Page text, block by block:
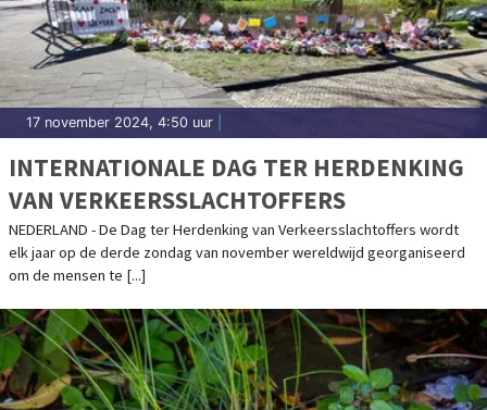
17 november 2024, 4:50 uur
INTERNATIONALE DAG TER HERDENKING
VAN VERKEERSSLACHTOFFERS
NEDERLAND - De Dag ter Herdenking van Verkeersslachtoffers wordt
elk jaar op de derde zondag van november wereldwijd georganiseerd
om de mensen te [...]